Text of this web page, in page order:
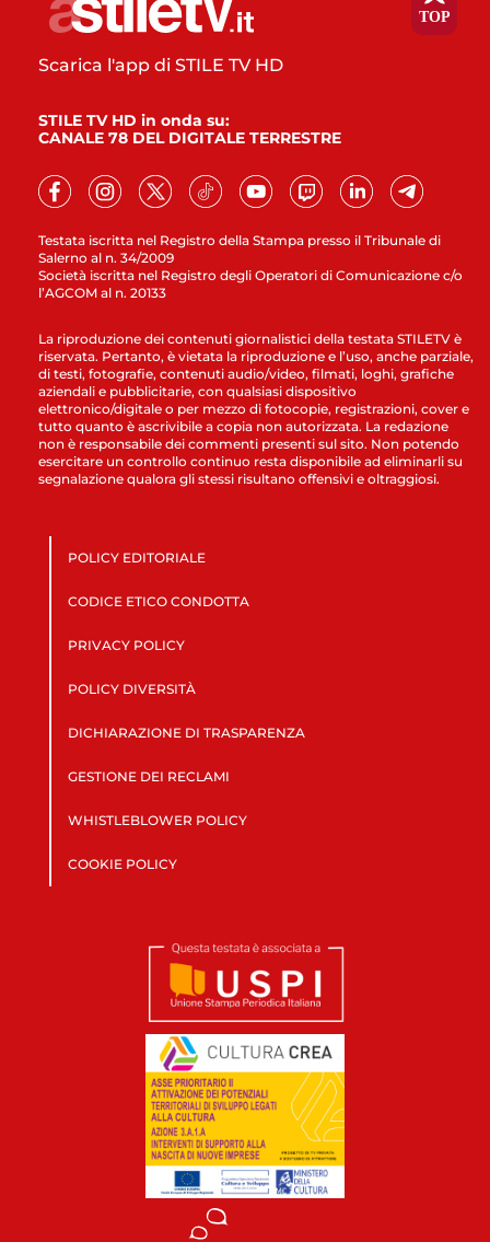
Testata iscritta nel Registro della Stampa presso il Tribunale di
Salerno al n. 34/2009
Società iscritta nel Registro degli Operatori di Comunicazione c/o
l’AGCOM al n. 20133
Scarica l'app di STILE TV HD
STILE TV HD in onda su:
CANALE 78 DEL DIGITALE TERRESTRE
La riproduzione dei contenuti giornalistici della testata STILETV è
riservata. Pertanto, è vietata la riproduzione e l’uso, anche parziale,
di testi, fotografie, contenuti audio/video, filmati, loghi, grafiche
aziendali e pubblicitarie, con qualsiasi dispositivo
elettronico/digitale o per mezzo di fotocopie, registrazioni, cover e
tutto quanto è ascrivibile a copia non autorizzata. La redazione
non è responsabile dei commenti presenti sul sito. Non potendo
esercitare un controllo continuo resta disponibile ad eliminarli su
segnalazione qualora gli stessi risultano offensivi e oltraggiosi.
POLICY EDITORIALE
CODICE ETICO CONDOTTA
PRIVACY POLICY
POLICY DIVERSITÀ
DICHIARAZIONE DI TRASPARENZA
GESTIONE DEI RECLAMI
WHISTLEBLOWER POLICY
COOKIE POLICY